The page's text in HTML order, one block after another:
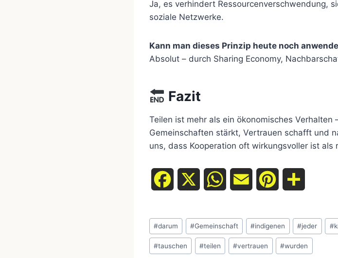
Ja, es verhindert Ressourcenverschwendung,
soziale Netzwerke.
Kann man dieses Prinzip heute noch
Absolut – durch Sharing Economy,
Fazit
Teilen ist mehr als ein ökonomisches
Gemeinschaften stärkt, Vertrauen schafft und
uns, dass Kooperation oft wirkungsvoller ist als
c
e
a a
i
n
t
i
l
Schlagworte:
#darum #Gemeinschaft #indigenen #jeder #
#tauschen #teilen #vertrauen #wurden